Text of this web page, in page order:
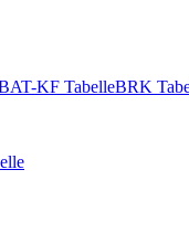
KF TabelleBRK